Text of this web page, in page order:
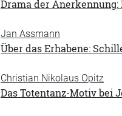
Drama der
Jan Assmann
Über das Erhabene:
Christian Nikolaus Opitz
Das Totentanz-Motiv bei